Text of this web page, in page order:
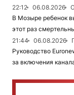
22:12
06.08.2026
В Мозыре ребенок
этот раз
21:44
06.08.2026
Руководство
за включения